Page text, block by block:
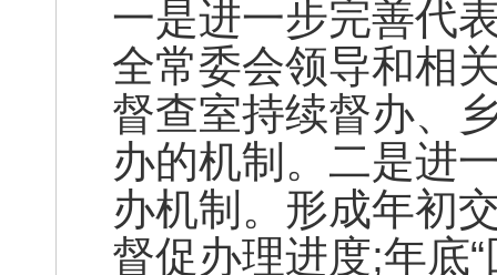
一是进一步完善代
全常委会领导和相
督查室持续督办、
办的机制。二是进
办机制。形成年初
督促办理进度;年底